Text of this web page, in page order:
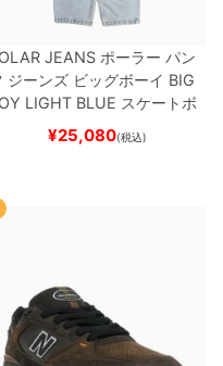
JEANS ポーラー パン
ジーンズ ビッグボーイ BIG
LIGHT BLUE スケートボ
ド スケボー
¥25,080(税込)